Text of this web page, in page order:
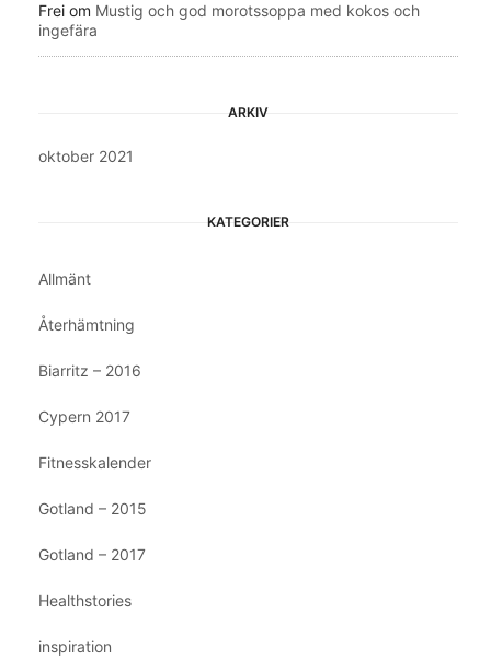
Frei om Mustig och god morotssoppa med kokos och
ingefära
ARKIV
oktober 2021
KATEGORIER
Allmänt
Återhämtning
Biarritz – 2016
Cypern 2017
Fitnesskalender
Gotland – 2015
Gotland – 2017
Healthstories
inspiration